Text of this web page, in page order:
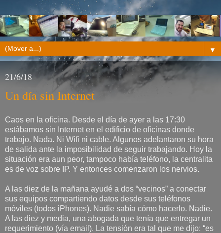
▼
21/6/18
Un día sin Internet
Caos en la oficina. Desde el día de ayer a las 17:30
estábamos sin Internet en el edificio de oficinas donde
trabajo. Nada. Ni Wifi ni cable. Algunos adelantaron su hora
de salida ante la imposibilidad de seguir trabajando. Hoy la
situación era aun peor, tampoco había teléfono, la centralita
es de voz sobre IP. Y entonces comenzaron los nervios.
A las diez de la mañana ayudé a dos “vecinos” a conectar
sus equipos compartiendo datos desde sus teléfonos
móviles (todos iPhones). Nadie sabía cómo hacerlo. Nadie.
A las diez y media, una abogada que tenía que entregar un
requerimiento (vía email). La tensión era tal que me dijo: “es